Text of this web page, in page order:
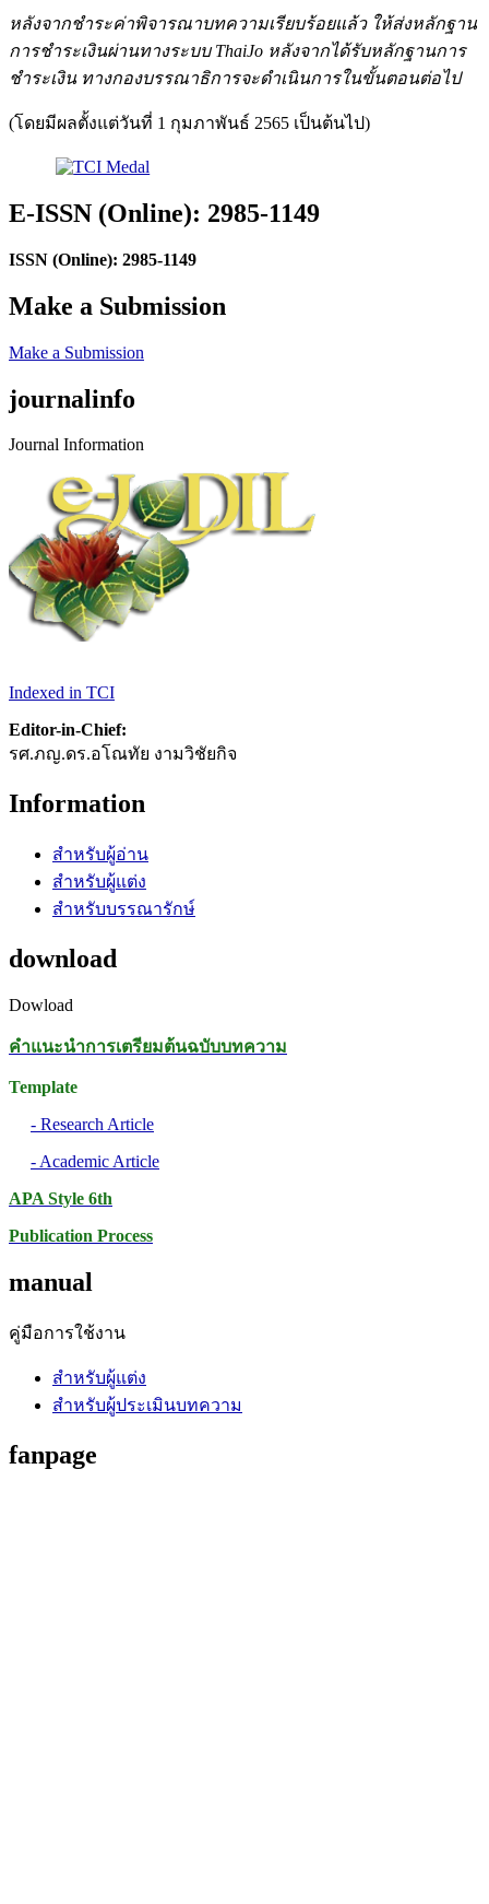
หลังจากชำระค่าพิจารณาบทความเรียบร้อยแล้ว ให้ส่งหลักฐาน
การชำระเงินผ่านทางระบบ ThaiJo หลังจากได้รับหลักฐานการ
ชำระเงิน ทางกองบรรณาธิการจะดำเนินการในขั้นตอนต่อไป
(โดยมีผลตั้งแต่วันที่ 1 กุมภาพันธ์ 2565 เป็นต้นไป)
E-ISSN (Online): 2985-1149
ISSN (Online): 2985-1149
Make a Submission
Make a Submission
journalinfo
Journal Information
Indexed in TCI
Editor-in-Chief:
รศ.ภญ.ดร.อโณทัย งามวิชัยกิจ
Information
สำหรับผู้อ่าน
สำหรับผู้แต่ง
สำหรับบรรณารักษ์
download
Dowload
คำแนะนำการเตรียมต้นฉบับบทความ
Template
- Research Article
- Academic Article
APA Style 6th
Publication Process
manual
คู่มือการใช้งาน
สำหรับผู้แต่ง
สำหรับผู้ประเมินบทความ
fanpage